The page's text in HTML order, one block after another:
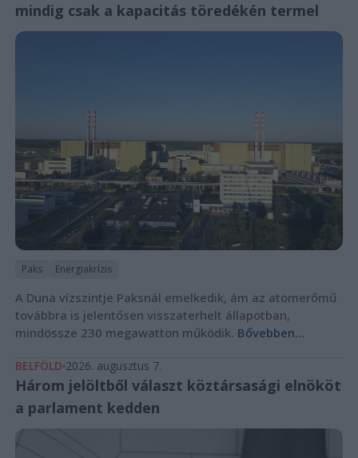
mindig csak a kapacitás töredékén termel
Paks Energiakrízis
A Duna vízszintje Paksnál emelkedik, ám az atomerőmű
továbbra is jelentősen visszaterhelt állapotban,
mindössze 230 megawatton működik. Bővebben...
BELFÖLD 2026. augusztus 7.
Három jelöltből választ köztársasági elnököt
a parlament kedden